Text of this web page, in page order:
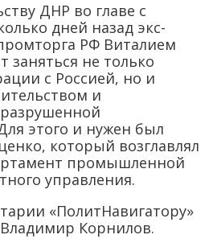
ДНР во главе с
дней назад экс-
РФ Виталием
заняться не только
с Россией, но и
и
этого и нужен был
который возглавлял
промышленной
управления.
«ПолитНавигатору»
Корнилов.